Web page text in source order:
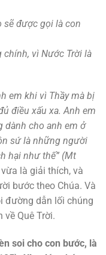
sẽ được gọi là con
vì Nước Trời là
em khi vì Thầy mà bị
điều xấu xa. Anh em
dành cho anh em ở
sứ là những người
hại như thế” (Mt
là giải thích, và
bước theo Chúa. Và
đường dẫn lối chúng
Quê Trời.
soi cho con bước, là